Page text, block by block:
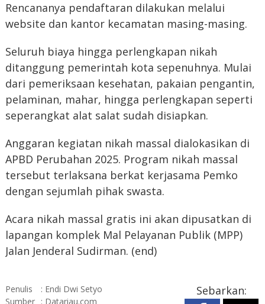
Rencananya pendaftaran dilakukan melalui
website dan kantor kecamatan masing-masing.
Seluruh biaya hingga perlengkapan nikah
ditanggung pemerintah kota sepenuhnya. Mulai
dari pemeriksaan kesehatan, pakaian pengantin,
pelaminan, mahar, hingga perlengkapan seperti
seperangkat alat salat sudah disiapkan.
Anggaran kegiatan nikah massal dialokasikan di
APBD Perubahan 2025. Program nikah massal
tersebut terlaksana berkat kerjasama Pemko
dengan sejumlah pihak swasta.
Acara nikah massal gratis ini akan dipusatkan di
lapangan komplek Mal Pelayanan Publik (MPP)
Jalan Jenderal Sudirman. (end)
Penulis
: Endi Dwi Setyo
Sumber : Datariau.com
Sebarkan: